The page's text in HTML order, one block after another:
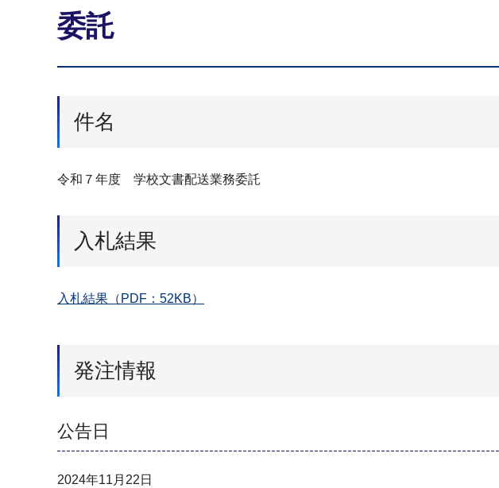
委託
件名
令和７年度 学校⽂書配送業務委託
入札結果
入札結果（PDF：52KB）
発注情報
公告日
2024年11月22日